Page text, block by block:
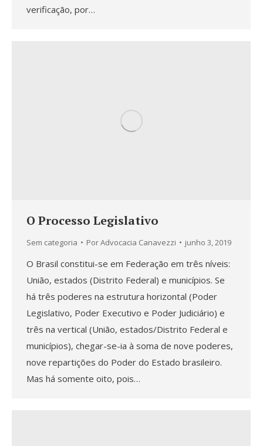
verificação, por…
O Processo Legislativo
Sem categoria PorAdvocacia Canavezzi junho 3, 2019
O Brasil constitui-se em Federação em três níveis:
União, estados (Distrito Federal) e municípios. Se
há três poderes na estrutura horizontal (Poder
Legislativo, Poder Executivo e Poder Judiciário) e
três na vertical (União, estados/Distrito Federal e
municípios), chegar-se-ia à soma de nove poderes,
nove repartições do Poder do Estado brasileiro.
Mas há somente oito, pois…